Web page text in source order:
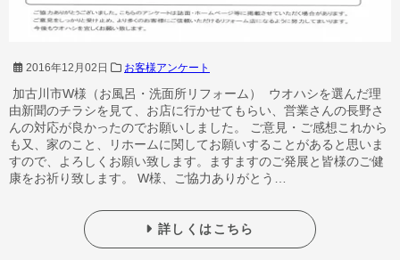
2016年12月02日 お客様アンケート
加古川市W様（お風呂・洗面所リフォーム） ウオハシを選んだ理
由新聞のチラシを見て、お店に行かせてもらい、営業さんの長野さ
んの対応が良かったのでお願いしました。 ご意見・ご感想これから
も又、家のこと、リホームに関してお願いすることがあると思いま
すので、よろしくお願い致します。ますますのご発展と皆様のご健
康をお祈り致します。 W様、ご協力ありがとう…
詳しくはこちら